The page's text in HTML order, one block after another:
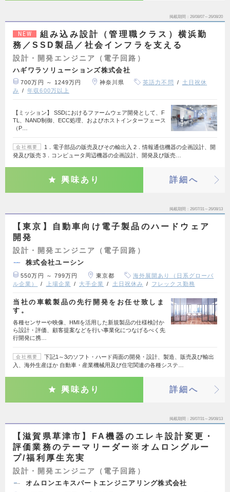
掲載期間 26/08/07～26/08/20
NEW
組み込み設計（管理職クラス）横浜勤
務／SSD製品／社会インフラを支える
設計・開発エンジニア（電子回路）
ハギワラソリューションズ株式会社
700万円 ～ 1249万円 神奈川県 英語力不問
土日祝休
み
年収600万以上
【ミッション】 SSDにおけるファームウェア開発として、F
TL、NAND制御、ECC処理、およびホストインターフェース
（P…
会社概要
1．電子部品の販売及びその輸出入 2．情報通信機器の企画設計、開
発及び販売 3．コンピュータ周辺機器の企画設計、開発及び販売…
興味あり 詳細へ
掲載期間 26/07/31～26/08/13
【東京】自動車向け電子製品のハードウェア
開発
設計・開発エンジニア（電子回路）
株式会社ユーシン
550万円 ～ 799万円 東京都
海外展開あり（日系グローバ
ル企業）
上場企業 大手企業 土日祝休み フレックス勤務
当社の車載製品の先行開発をお任せ致しま
す。
各種センサーや映像、HMIを活用した新規製品の仕様検討か
ら設計・評価、顧客提案などを行い事業化につなげるべく先
行開発に携…
会社概要
下記1～3のソフト・ハード両面の開発・設計、製造、販売及び輸出
入、海外生産ほか 自動車・産業機械用及び住宅関連の各種システ…
興味あり 詳細へ
掲載期間 26/07/31～26/08/13
【滋賀県草津市】FA機器のエレキ設計変更・
評価業務のテーマリーダー※オムロングルー
プ/福利厚生充実
設計・開発エンジニア（電子回路）
オムロンエキスパートエンジニアリング株式会社